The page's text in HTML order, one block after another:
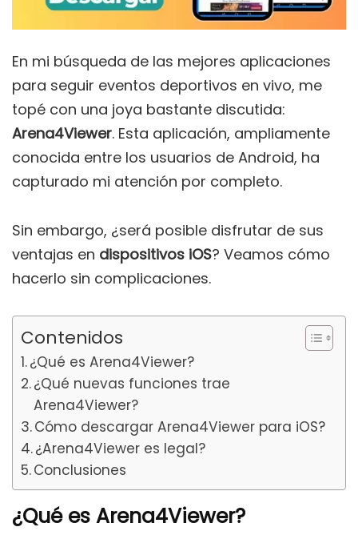
En mi búsqueda de las mejores aplicaciones
para seguir eventos deportivos en vivo, me
topé con una joya bastante discutida:
Arena4Viewer. Esta aplicación, ampliamente
conocida entre los usuarios de Android, ha
capturado mi atención por completo.
Sin embargo, ¿será posible disfrutar de sus
ventajas en dispositivos iOS? Veamos cómo
hacerlo sin complicaciones.
Contenidos
¿Qué es Arena4Viewer?
¿Qué nuevas funciones trae
Arena4Viewer?
Cómo descargar Arena4Viewer para iOS?
¿Arena4Viewer es legal?
Conclusiones
¿Qué es Arena4Viewer?